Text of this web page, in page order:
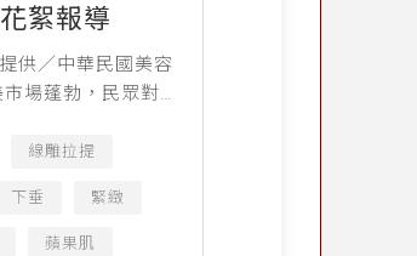
絮報導
供／中華民國美容
場蓬勃，民眾對於
自己，固定都會參
線雕拉提
下垂 緊緻
蘋果肌